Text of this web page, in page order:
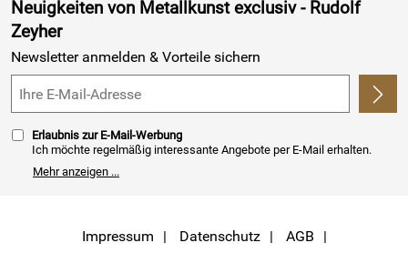
Lieferbedingungen
Kundenlogin
Neuigkeiten von Metallkunst exclusiv - Rudolf
Zeyher
Newsletter anmelden & Vorteile sichern
Erlaubnis zur E-Mail-Werbung
Ich möchte regelmäßig interessante Angebote per E-Mail erhalten.
Meine E-Mail-Adresse wird nicht an andere Unternehmen
weitergegeben. Zu statistischen Zwecken wird in anonymer Form
kann ich jederzeit mit Wirkung für die Zukunft widerrufen, indem ich
den Link "Abmelden" am Ende des Newsletters anklicke oder die Option
Mehr anzeigen ...
Impressum Datenschutz AGB